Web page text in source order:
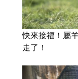
快來接福！屬
走了！